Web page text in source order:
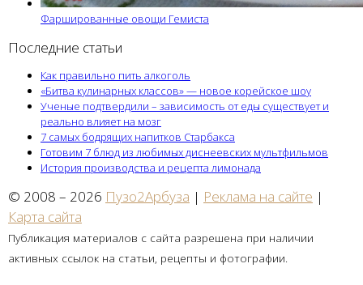
Фаршированные овощи Гемиста
Последние статьи
Как правильно пить алкоголь
«Битва кулинарных классов» — новое корейское шоу
Ученые подтвердили – зависимость от еды существует и
реально влияет на мозг
7 самых бодрящих напитков Старбакса
Готовим 7 блюд из любимых диснеевских мультфильмов
История производства и рецепта лимонада
© 2008 – 2026 Пузо2Арбуза | Реклама на сайте |
Карта сайта
Публикация материалов с сайта разрешена при наличии
активных ссылок на статьи, рецепты и фотографии.